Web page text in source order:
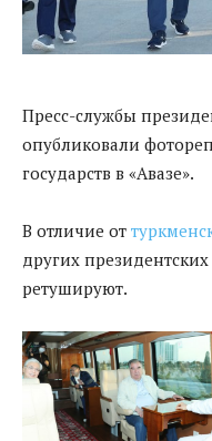
Пресс-службы
опубликовали
государств в «Авазе».
В отличие от
других
ретушируют.